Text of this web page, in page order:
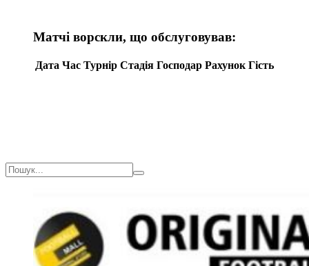
Матчі ворскли, що обслуговував:
Дата Час Турнір Стадія Господар Рахунок Гість